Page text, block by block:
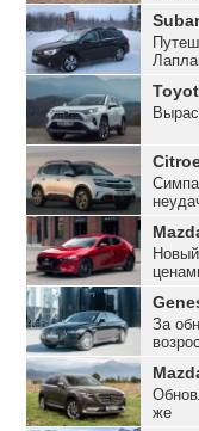
За
же